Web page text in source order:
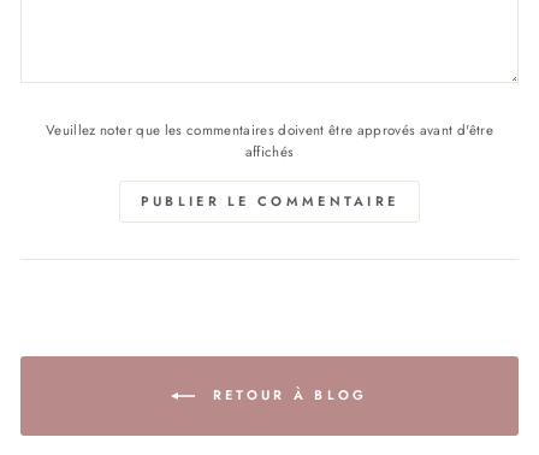
Veuillez noter que les commentaires doivent être approvés avant d'être
affichés
PUBLIER LE COMMENTAIRE
RETOUR À BLOG